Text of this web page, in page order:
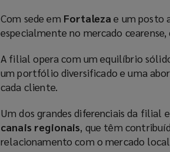
Com sede em Fortaleza e um posto
especialmente no mercado
A filial opera com um equilíbrio
um portfólio diversificado e uma
cada cliente.
Um dos grandes diferenciais da filial
canais regionais, que têm
relacionamento com o mercado